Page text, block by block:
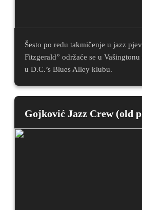
Šesto po redu takmičenje u jazz
Fitzgerald” održaće se u
u D.C.’s Blues Alley klubu.
Gojković Jazz Crew (old